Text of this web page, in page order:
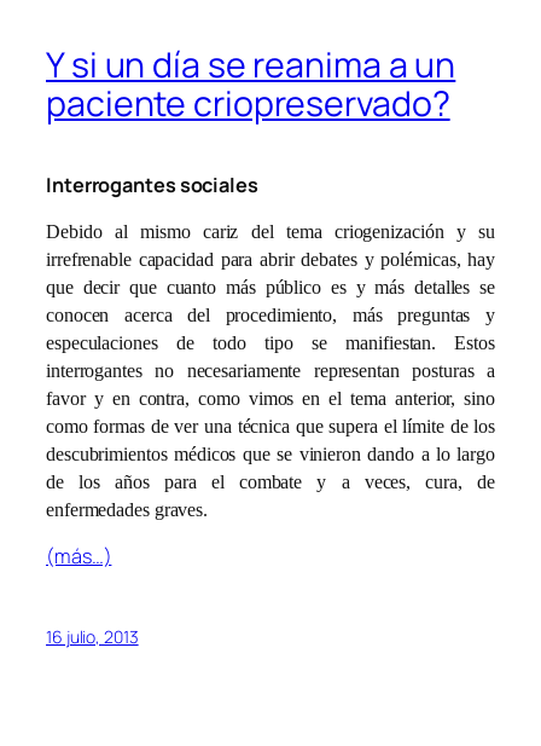
Y si un día se reanima a un
paciente criopreservado?
Interrogantes sociales
Debido al mismo cariz del tema criogenización y su
irrefrenable capacidad para abrir debates y polémicas, hay
que decir que cuanto más público es y más detalles se
conocen acerca del procedimiento, más preguntas y
especulaciones de todo tipo se manifiestan. Estos
interrogantes no necesariamente representan posturas a
favor y en contra, como vimos en el tema anterior, sino
como formas de ver una técnica que supera el límite de los
descubrimientos médicos que se vinieron dando a lo largo
de los años para el combate y a veces, cura, de
enfermedades graves.
(más…)
16 julio, 2013